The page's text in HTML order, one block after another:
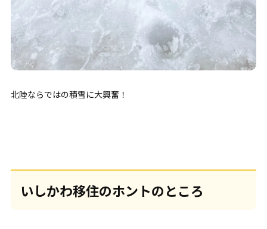
北陸ならではの積雪に大興奮！
いしかわ移住のホントのところ